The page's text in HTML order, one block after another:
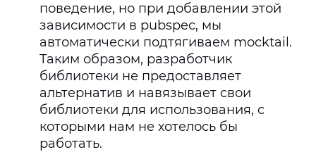
поведение, но при добавлении этой
зависимости в pubspec, мы
автоматически подтягиваем mocktail.
Таким образом, разработчик
библиотеки не предоставляет
альтернатив и навязывает свои
библиотеки для использования, с
которыми нам не хотелось бы
работать.